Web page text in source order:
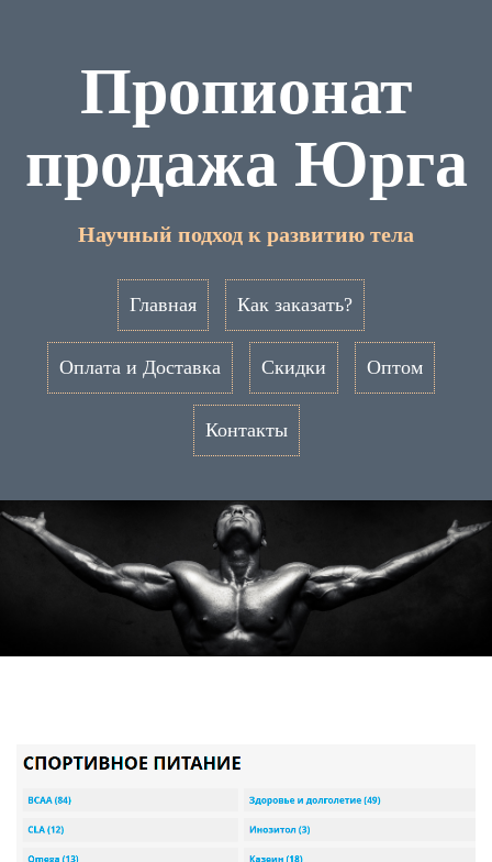
Пропионат
продажа Юрга
Научный подход к развитию тела
Главная Как заказать?
Оплата и Доставка Скидки Оптом
Контакты